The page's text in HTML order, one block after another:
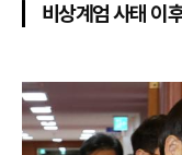
비상계엄 사태 이